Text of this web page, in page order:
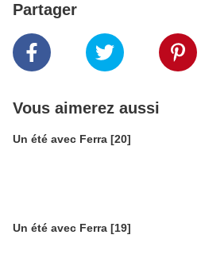
Partager
Vous aimerez aussi
Un été avec Ferra [20]
Un été avec Ferra [19]